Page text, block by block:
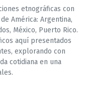
etnográficas con
América: Argentina,
México, Puerto Rico.
aquí presentados
explorando con
cotidiana en una